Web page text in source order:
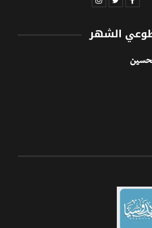
الشهر